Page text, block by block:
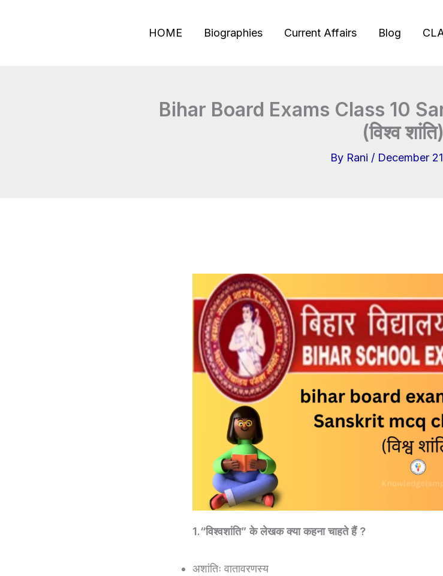
HOME Biographies Current Affairs Blog
Bihar Board Exams Class 10
(विश्व शांति)
By Rani / December
1.“विश्वशांति” के लेखक क्या कहना चाहते हैं ?
अशांतिः वातावरणस्य